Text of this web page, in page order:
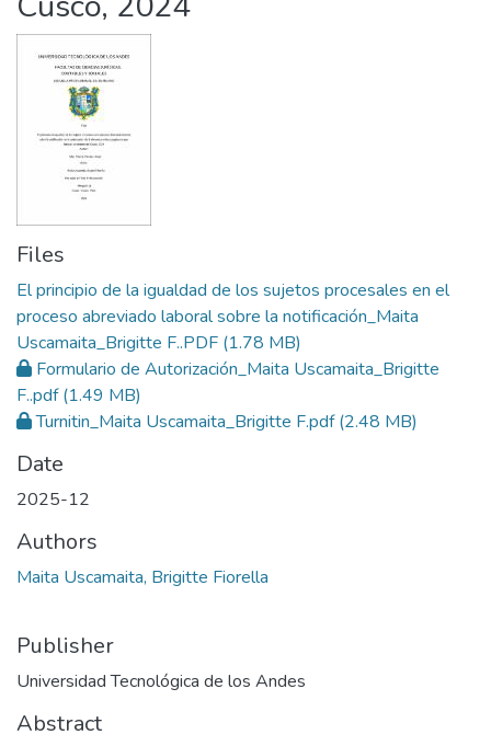
Files
El principio de la igualdad de los sujetos procesales en el
proceso abreviado laboral sobre la notificación_Maita
Uscamaita_Brigitte F..PDF (1.78 MB)
Formulario de Autorización_Maita Uscamaita_Brigitte
F..pdf(1.49 MB)
Turnitin_Maita Uscamaita_Brigitte F.pdf(2.48 MB)
Date
2025-12
Authors
Maita Uscamaita, Brigitte Fiorella
Publisher
Universidad Tecnológica de los Andes
Abstract